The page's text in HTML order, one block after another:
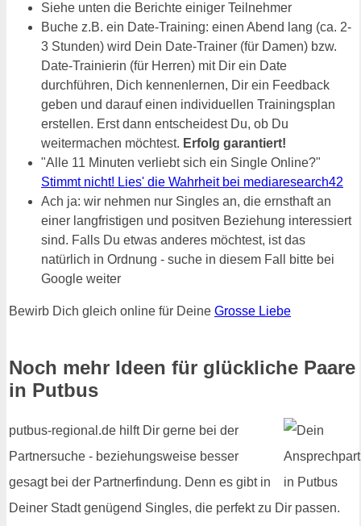
Siehe unten die Berichte einiger Teilnehmer
Buche z.B. ein Date-Training: einen Abend lang (ca. 2-
3 Stunden) wird Dein Date-Trainer (für Damen) bzw.
Date-Trainierin (für Herren) mit Dir ein Date
durchführen, Dich kennenlernen, Dir ein Feedback
geben und darauf einen individuellen Trainingsplan
erstellen. Erst dann entscheidest Du, ob Du
weitermachen möchtest. Erfolg garantiert!
"Alle 11 Minuten verliebt sich ein Single Online?"
Stimmt nicht! Lies' die Wahrheit bei mediaresearch42
Ach ja: wir nehmen nur Singles an, die ernsthaft an
einer langfristigen und positven Beziehung interessiert
sind. Falls Du etwas anderes möchtest, ist das
natürlich in Ordnung - suche in diesem Fall bitte bei
Google weiter
Bewirb Dich gleich online für Deine Grosse Liebe
Noch mehr Ideen für glückliche Paare
in Putbus
putbus-regional.de hilft Dir gerne bei der
Partnersuche - beziehungsweise besser
gesagt bei der Partnerfindung. Denn es gibt in
Deiner Stadt genügend Singles, die perfekt zu Dir passen.